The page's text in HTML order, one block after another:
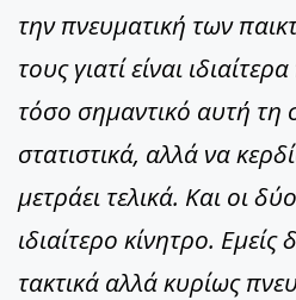
την πνευματική των
τους γιατί είναι
τόσο σημαντικό αυτή τη
στατιστικά, αλλά να
μετράει τελικά. Και οι
ιδιαίτερο κίνητρο.
τακτικά αλλά κυρίως